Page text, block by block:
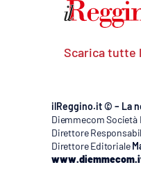
Scarica tutte
ilReggino.it © – La
Diemmecom Società
Direttore
Direttore Editoriale